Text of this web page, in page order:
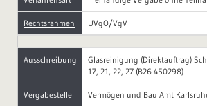
Rechtsrahmen UVgO/VgV
Ausschreibung
Glasreinigung (Direktauftrag)
17, 21, 22, 27 (B26-450298)
Vergabestelle Vermögen und Bau Amt